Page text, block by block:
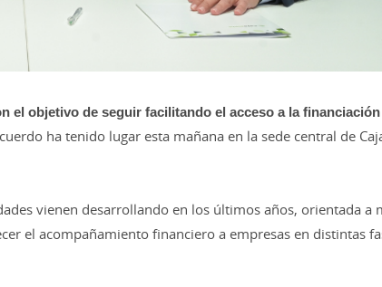
el objetivo de seguir facilitando el acceso a la
ha tenido lugar esta mañana en la sede central de
vienen desarrollando en los últimos años, orientada a
el acompañamiento financiero a empresas en distintas